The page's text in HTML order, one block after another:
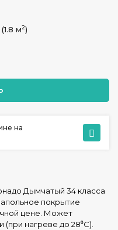
м2)
на
Дымчатый 34 класса
покрытие
цене. Может
нагреве до 28⁰С).